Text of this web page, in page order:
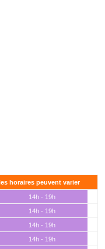
horaires peuvent varier
14h - 19h
14h - 19h
14h - 19h
14h - 19h